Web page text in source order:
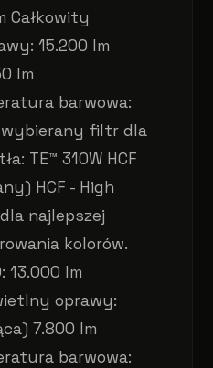
Całkowity
15.200 lm
lm
barwowa:
wybierany filtr dla
TE™ 310W HCF
HCF - High
najlepszej
kolorów.
13.000 lm
oprawy:
7.800 lm
barwowa: